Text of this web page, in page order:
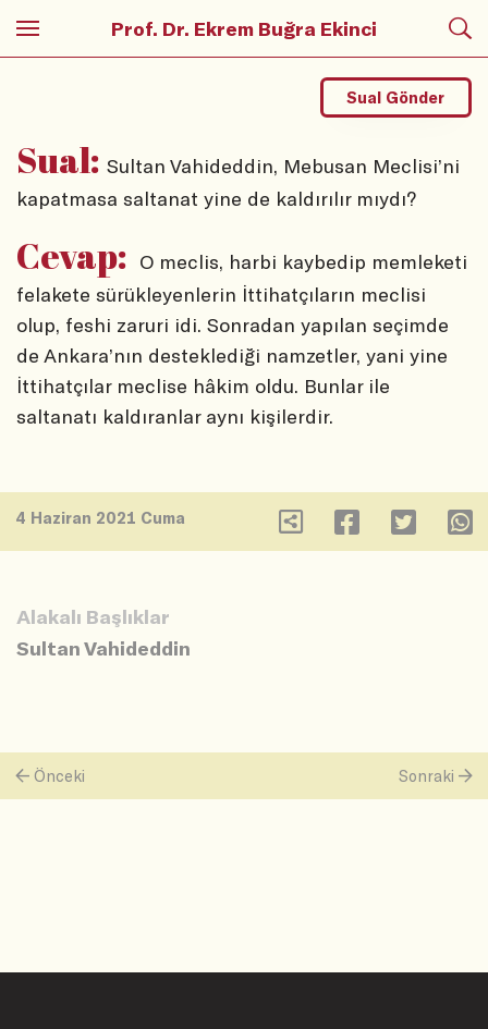
Prof. Dr. Ekrem Buğra Ekinci
Sual: Sultan Vahideddin, Mebusan Meclisi’ni
kapatmasa saltanat yine de kaldırılır mıydı?
Sual Gönder
Cevap: O meclis, harbi kaybedip memleketi
felakete sürükleyenlerin İttihatçıların meclisi
olup, feshi zaruri idi. Sonradan yapılan seçimde
de Ankara’nın desteklediği namzetler, yani yine
İttihatçılar meclise hâkim oldu. Bunlar ile
saltanatı kaldıranlar aynı kişilerdir.
4 Haziran 2021 Cuma
Alakalı Başlıklar
Sultan Vahideddin
Önceki Sonraki